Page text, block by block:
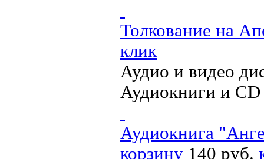
Толкование на
клик
Аудио и видео
Аудиокниги и
Аудиокнига
корзину 140 руб.